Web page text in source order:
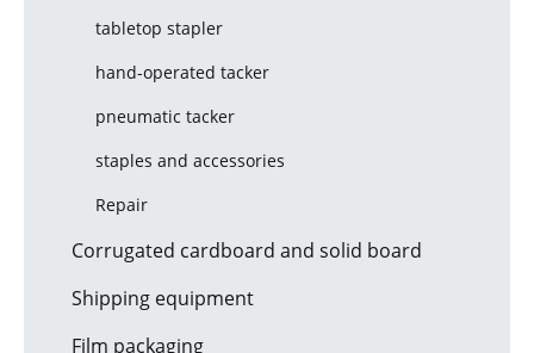
tabletop stapler
hand-operated tacker
pneumatic tacker
staples and accessories
Repair
Corrugated cardboard and solid board
Shipping equipment
Film packaging